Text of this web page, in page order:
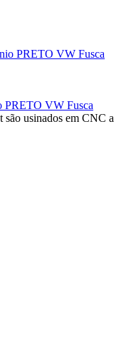
PRETO VW Fusca
são usinados em CNC a